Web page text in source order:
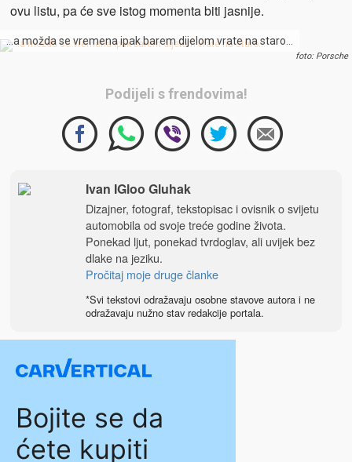
ovu listu, pa će sve istog momenta biti jasnije.
…a možda se vremena ipak barem dijelom vrate na staro…
foto: Porsche
Podijeli s frendovima!
Ivan IGloo Gluhak
Dizajner, fotograf, tekstopisac i ovisnik o svijetu
automobila od svoje treće godine života.
Ponekad ljut, ponekad tvrdoglav, ali uvijek bez
dlake na jeziku.
Pročitaj moje druge članke
*Svi tekstovi odražavaju osobne stavove autora i ne
odražavaju nužno stav redakcije portala.